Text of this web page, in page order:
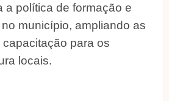
a política de formação e
município, ampliando as
para os
locais.